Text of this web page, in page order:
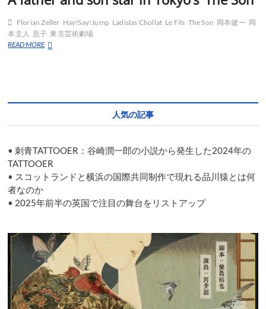
Florian Zeller Hay!Say!Jump Ladislas Chollat Le Fils The Son 岡本健一 岡
本圭人 息子 東京芸術劇場
READ MOREA
人気の記事
•刺青TATTOOER：谷崎潤一郎の小説から発生した2024年の
TATTOOER
• スコットランドと横浜の国際共同制作で現れる品川猿とは何
者なのか
• 2025年前半の英国で注目の舞台をリストアップ